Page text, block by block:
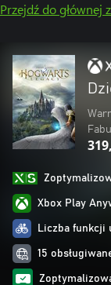
Przejdź do głównej
Xbox Play
Liczba funkcji
15